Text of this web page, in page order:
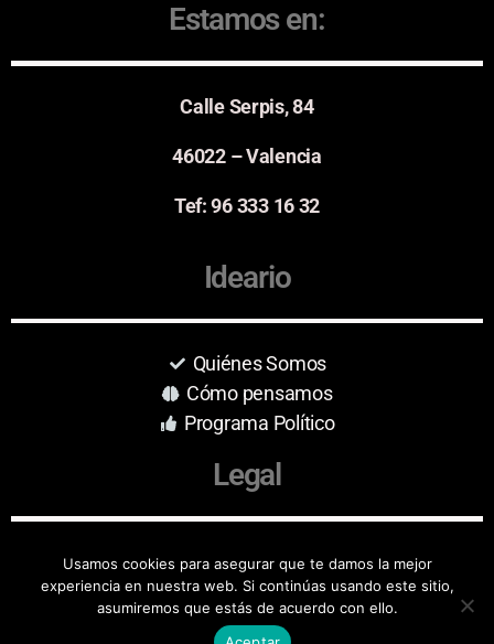
Estamos en:
Calle Serpis, 84
46022 – Valencia
Tef: 96 333 16 32
Ideario
Quiénes Somos
Cómo pensamos
Programa Político
Legal
Aviso Legal
Protección de Datos
Usamos cookies para asegurar que te damos la mejor
experiencia en nuestra web. Si continúas usando este sitio,
asumiremos que estás de acuerdo con ello.